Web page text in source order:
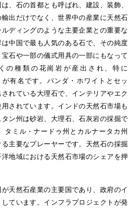
、石の首都とも呼ばれ、建設、装飾、
出だけでなく、世界中の産業に天然石
ディングのような主要企業との重要な
中国で最も人気のある石で、その純度
石や一部の儀式用具の一部にもなって
の種類の花崗岩が産出され、特に
有名です。パンダ・ホワイトとセッ
れている大理石で、インテリアやエク
されています。インドの天然石市場も
ン州は砂岩、大理石、石灰岩の採掘で
タミル・ナードゥ州とカルナータカ州
主要なプレーヤーです。天然石の採掘
地域における天然石市場のシェアを押
天然石産業の主要国であり、政府のイ
ています。インフラプロジェクトが発